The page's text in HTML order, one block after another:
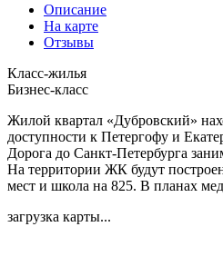
Описание
На карте
Отзывы
Класс-жилья
Бизнес-класс
Жилой квартал «Дубровский»
доступности к Петергофу и
Дорога до Санкт-Петербурга
На территории ЖК будут
мест и школа на 825. В планах
загрузка карты...